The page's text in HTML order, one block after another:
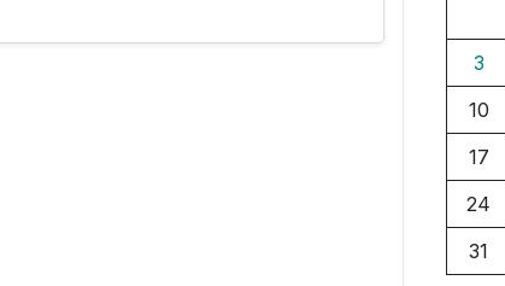
3
10
17
24
31